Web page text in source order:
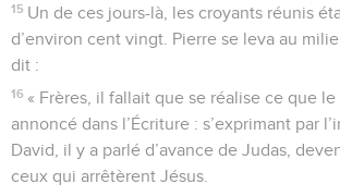
15 Un de ces jours-là, les croyants réunis
d’environ cent vingt. Pierre se leva au
dit :
16 « Frères, il fallait que se réalise ce que le
annoncé dans l’Écriture : s’exprimant par
David, il y a parlé d’avance de Judas,
ceux qui arrêtèrent Jésus.